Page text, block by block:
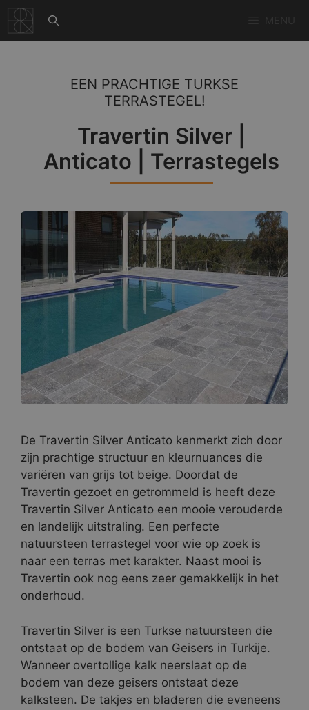
naar
de
EEN PRACHTIGE TURKSE
TERRASTEGEL!
Travertin Silver |
Anticato | Terrastegels
De Travertin Silver Anticato kenmerkt zich door
zijn prachtige structuur en kleurnuances die
variëren van grijs tot beige. Doordat de
Travertin gezoet en getrommeld is heeft deze
Travertin Silver Anticato een mooie verouderde
en landelijk uitstraling. Een perfecte
natuursteen terrastegel voor wie op zoek is
naar een terras met karakter. Naast mooi is
Travertin ook nog eens zeer gemakkelijk in het
onderhoud.
Travertin Silver is een Turkse natuursteen die
ontstaat op de bodem van Geisers in Turkije.
Wanneer overtollige kalk neerslaat op de
bodem van deze geisers ontstaat deze
kalksteen. De takjes en bladeren die eveneens